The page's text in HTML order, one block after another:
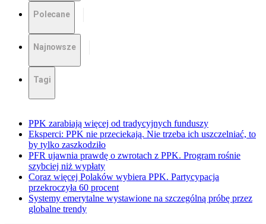
Polecane
Najnowsze
Tagi
PPK zarabiają więcej od tradycyjnych funduszy
Eksperci: PPK nie przeciekają. Nie trzeba ich uszczelniać, to
by tylko zaszkodziło
PFR ujawnia prawdę o zwrotach z PPK. Program rośnie
szybciej niż wypłaty
Coraz więcej Polaków wybiera PPK. Partycypacja
przekroczyła 60 procent
Systemy emerytalne wystawione na szczególną próbę przez
globalne trendy